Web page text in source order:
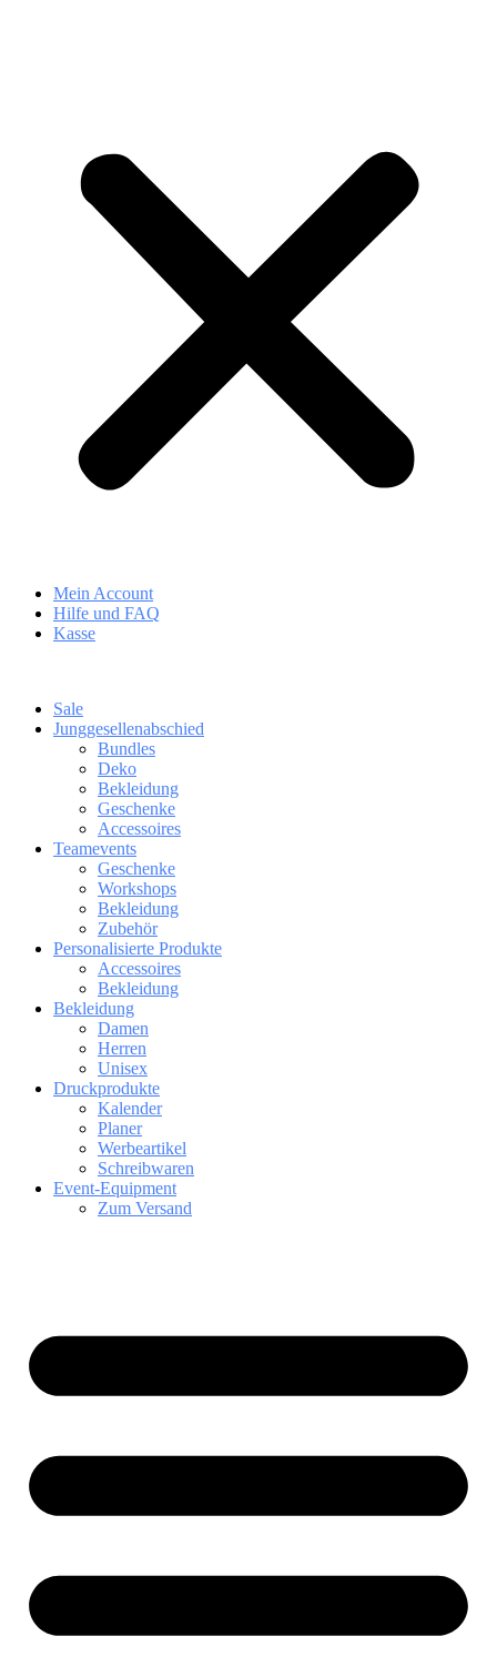
Mein Account
Hilfe und FAQ
Kasse
Sale
Junggesellenabschied
Bundles
Deko
Bekleidung
Geschenke
Accessoires
Teamevents
Geschenke
Workshops
Bekleidung
Zubehör
Personalisierte Produkte
Accessoires
Bekleidung
Bekleidung
Damen
Herren
Unisex
Druckprodukte
Kalender
Planer
Werbeartikel
Schreibwaren
Event-Equipment
Zum Versand